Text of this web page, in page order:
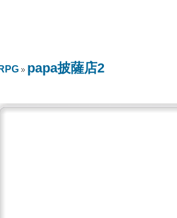
RPG papa披薩店2